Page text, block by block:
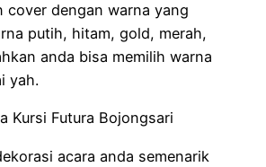
cover dengan warna yang
putih, hitam, gold, merah,
anda bisa memilih warna
yah.
acara anda semenarik